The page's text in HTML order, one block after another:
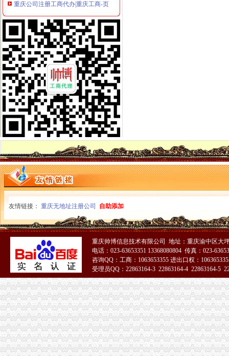
香港远东集团科技有限公司重庆代理处企业评论
【图】重庆代办深圳投资管理公司收购及转让_重庆渝中区公司注册-
税务注销
增值税一般纳税人税务注销注意事项-软银财务咨询
南京税务注销代理原则-中介代理-番禺社区网
工商税务变更、注销-青青岛社区
重庆税务注销
【重庆亿源财税融资咨询代办营业执照营业哪家比较好】价格,厂家,
为什么需要撤销西部吸直辖市？2011年四川上缴中央的税收是重庆的
税务代理服务、帐务清理-重庆便民网
分公司注销
车讯互联：关于分公司注销的公告
分公司注销登记-广西中小企业网
重庆分公司注销
顶呱呱律咨询注销公司的流程和咨询电话是什么-91股票网
重庆百货子公司或遭合同诈骗涉案金额达5591万元-新闻频道-和讯网
利宝保险大事记-利宝保险有限公司|来自美国的百年保险品牌世界
居民想注销营业执照被要求开腿疼证明_凤凰资讯
营业执照注销具体流程_营业执照_会计网
个体户营业执照注销问题-温州市网络问政平台
重庆营业执照注销
科技一般纳税人营业执照、代办股权变更、注销迁移转让-天津58同城
【低价代办个体、公司工商执照,注销,代帐_低价代办公司开业一
广告媒价格_优质广告媒批发/采购-机电之家
重庆公司注销
重庆测绘地理信息网
重庆市永川区烟草专卖局许可证注销况-重庆市烟草专卖局（公司）
重庆通信服务公司、中国邮政集团公司重庆市璧山区分公司、余昌德、
工商动态
我市重庆分公司注销出台在校大创办微型企业相关办法
市重庆代办公司局副巡视员高印平率队到南川局开展考核考察工作
友情链接： 重庆无地址注册公司 自助添加
重庆帅博信息技术有限公司 地址：重庆渝中区大
电话：023-63653351 13368080804 传真：023-
咨询QQ：工商：1063653355 进出口权：
受理员QQ：22863164-3 22863164-4 22863164-5